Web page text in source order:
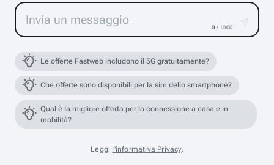
0 / 1000
Le offerte Fastweb includono il 5G gratuitamente?
Che offerte sono disponibili per la sim dello smartphone?
Qual è la migliore offerta per la connessione a casa e in
mobilità?
Leggi l'informativa Privacy.